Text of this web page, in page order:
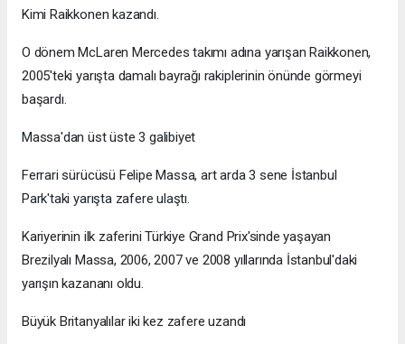
Kimi Raikkonen kazandı.
O dönem McLaren Mercedes takımı adına yarışan Raikkonen,
2005'teki yarışta damalı bayrağı rakiplerinin önünde görmeyi
başardı.
Massa'dan üst üste 3 galibiyet
Ferrari sürücüsü Felipe Massa, art arda 3 sene İstanbul
Park'taki yarışta zafere ulaştı.
Kariyerinin ilk zaferini Türkiye Grand Prix'sinde yaşayan
Brezilyalı Massa, 2006, 2007 ve 2008 yıllarında İstanbul'daki
yarışın kazananı oldu.
Büyük Britanyalılar iki kez zafere uzandı